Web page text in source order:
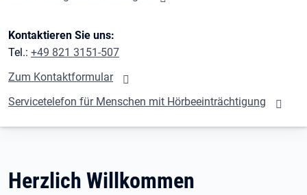
Kontaktieren Sie uns:
Tel.: +49 821 3151-507
Zum Kontaktformular
Servicetelefon für Menschen mit Hörbeeinträchtigung
Herzlich Willkommen